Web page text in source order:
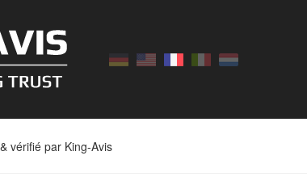
vérifié par King-Avis